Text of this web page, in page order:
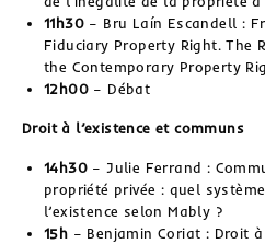
11h30 – Bru Laín Escandell :
Fiduciary Property Right. The
the Contemporary Property
12h00 – Débat
Droit à l’existence et communs
14h30 – Julie Ferrand :
propriété privée : quel
l’existence selon Mably ?
15h – Benjamin Coriat : Droit